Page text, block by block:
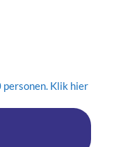
Klik hier